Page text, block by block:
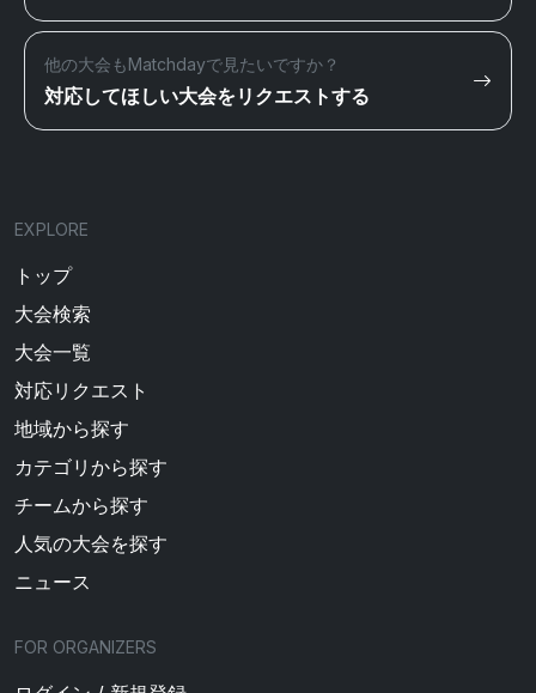
他の大会もMatchdayで見たいですか？
対応してほしい大会をリクエストする
EXPLORE
トップ
大会検索
大会一覧
対応リクエスト
地域から探す
カテゴリから探す
チームから探す
人気の大会を探す
ニュース
FOR ORGANIZERS